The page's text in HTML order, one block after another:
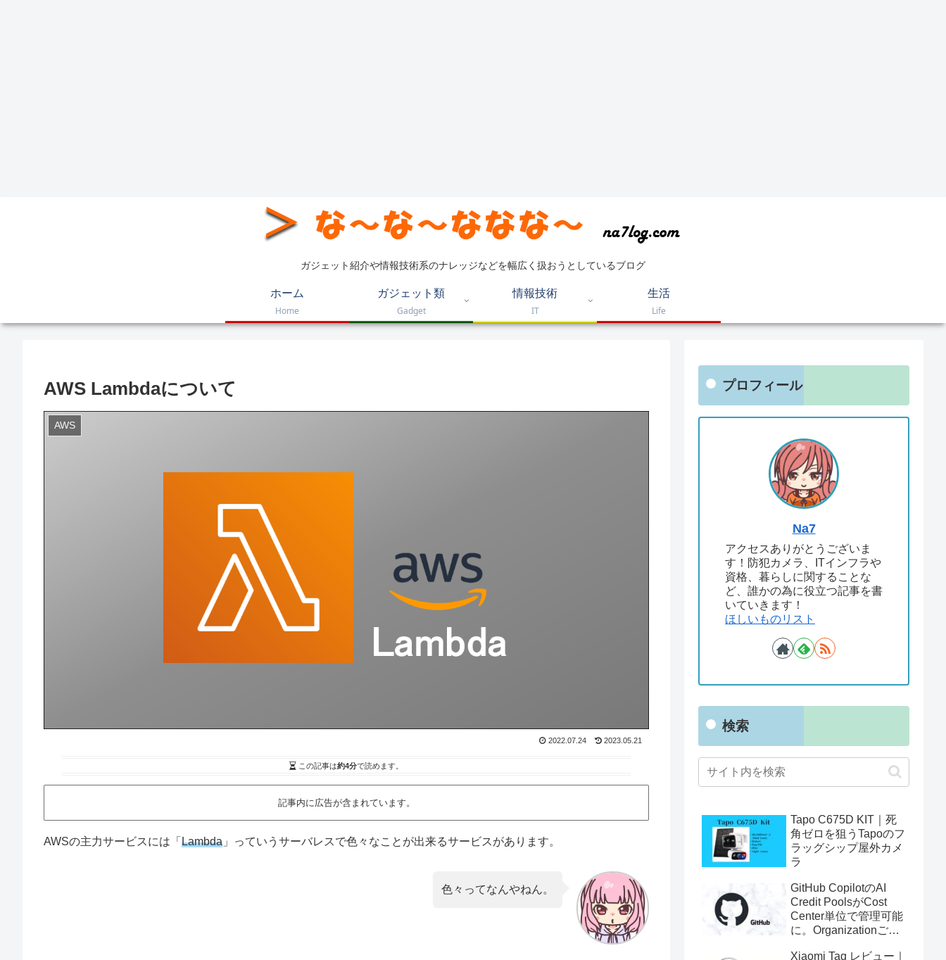
ガジェット紹介や情報技術系のナレッジなどを幅広く扱おうとしているブログ
ホーム
Home
ガジェット類
Gadget
情報技術
IT
生活
Life
AWS Lambdaについて
AWS
2022.07.24 2023.05.21
この記事は約4分で読めます。
記事内に広告が含まれています。
AWSの主力サービスには「 Lambda 」っていうサーバレスで色々なことが出来るサービスがあります。
色々ってなんやねん。
プロフィール
Na7
アクセスありがとうございま
す！防犯カメラ、ITインフラや
資格、暮らしに関することな
ど、誰かの為に役立つ記事を書
いていきます！
ほしいものリスト
検索
Tapo C675D KIT｜死
角ゼロを狙うTapoのフ
ラッグシップ屋外カメ
ラ
GitHub CopilotのAI
Credit PoolsがCost
Center単位で管理可能
に。Organizationごと
Xiaomi Tag レビュー｜